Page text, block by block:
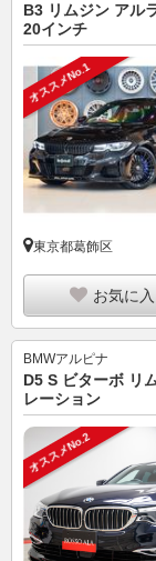
B3 リムジン アル
20インチ
オススメNo.1
東京都葛飾区
お気に
BMWアルピナ
D5 S ビターボ リ
レーション
オススメNo.2